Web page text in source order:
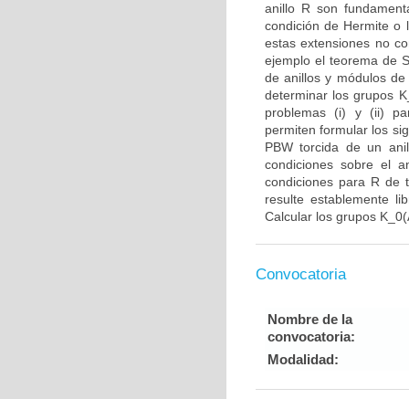
anillo R son
condición de Hermite o
estas extensiones no
ejemplo el teorema de
de anillos y módulos
determinar los grupos
problemas (i) y (ii)
permiten formular los
PBW torcida de un
condiciones sobre el
condiciones para R de
resulte establemente
Calcular los grupos
Convocatoria
Nombre de la
convocatoria:
Modalidad: